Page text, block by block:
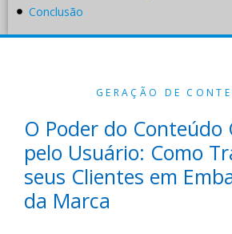
Conclusão
GERAÇÃO DE
O Poder do Conteúdo
pelo Usuário: Como
seus Clientes em
da Marca